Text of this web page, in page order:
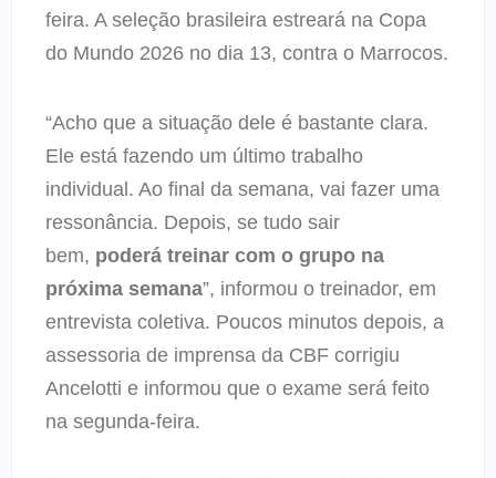
feira. A seleção brasileira estreará na Copa
do Mundo 2026 no dia 13, contra o Marrocos.
“Acho que a situação dele é bastante clara.
Ele está fazendo um último trabalho
individual. Ao final da semana, vai fazer uma
ressonância. Depois, se tudo sair
bem, poderá treinar com o grupo na
próxima semana”, informou o treinador, em
entrevista coletiva. Poucos minutos depois, a
assessoria de imprensa da CBF corrigiu
Ancelotti e informou que o exame será feito
na segunda-feira.